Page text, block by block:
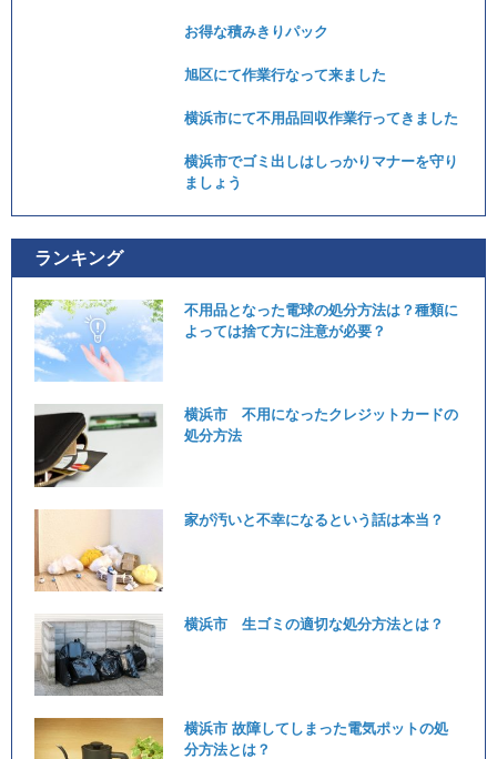
お得な積みきりパック
旭区にて作業行なって来ました
横浜市にて不用品回収作業行ってきました
横浜市でゴミ出しはしっかりマナーを守り
ましょう
ランキング
不用品となった電球の処分方法は？種類に
よっては捨て方に注意が必要？
横浜市 不用になったクレジットカードの
処分方法
家が汚いと不幸になるという話は本当？
横浜市 生ゴミの適切な処分方法とは？
横浜市 故障してしまった電気ポットの処
分方法とは？